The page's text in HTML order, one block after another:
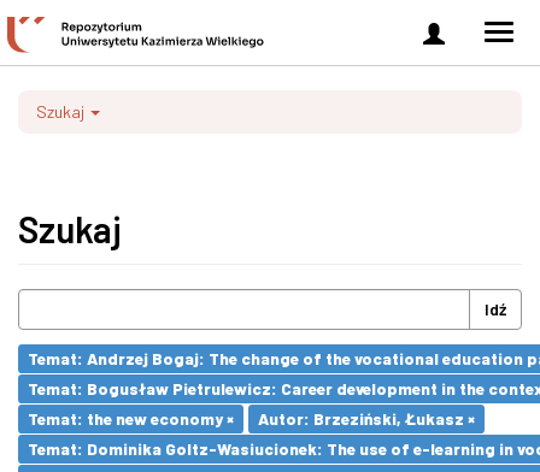
Zaloguj
się
Szukaj
Szukaj
Idź
Temat: Andrzej Bogaj: The change of the vocational education
Temat: Bogusław Pietrulewicz: Career development in the
Temat: the new economy ×
Autor: Brzeziński, Łukasz ×
Temat: Dominika Goltz-Wasiucionek: The use of e-learning in